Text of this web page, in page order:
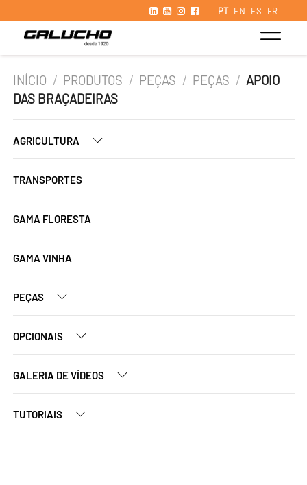
PT EN ES FR
INÍCIO / PRODUTOS / PEÇAS / PEÇAS / APOIO
DAS BRAÇADEIRAS
AGRICULTURA
TRANSPORTES
GAMA FLORESTA
GAMA VINHA
PEÇAS
OPCIONAIS
GALERIA DE VÍDEOS
TUTORIAIS